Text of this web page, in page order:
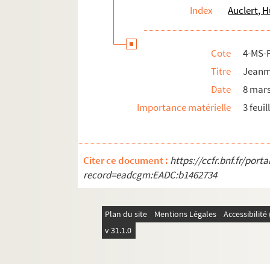
4-MS-FS-15-0624. Mirtel, Héra
8-MS-FS-15-097. Mortier, Renée
4-MS-FS-15-0627. Nolent, Eugène
8-MS-FS-15-100. Pastre, Ulysse Rochilde
8-MS-FS-15-101. Pauliat, Louis
8-MS-FS-15-103. Péronneau Dauphin, L.
8-MS-FS-15-104. Ponthas, J.
Index
Auclert,
Cote
4-MS-
Titre
Date
8
Importance matérielle
3
Citer ce document : https://ccfr.bnf.fr/
record=eadcgm:EADC:b1462734
Plan du site Mentions Légales
v 31.1.0